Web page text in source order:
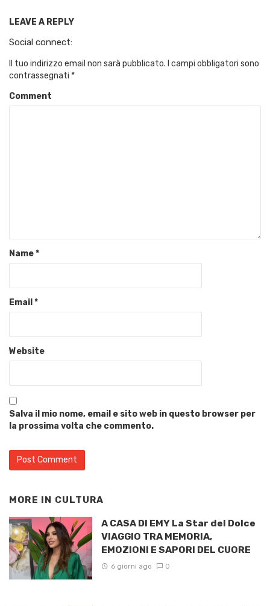
LEAVE A REPLY
Social connect:
Il tuo indirizzo email non sarà pubblicato. I campi obbligatori sono
contrassegnati *
Comment
Name*
Email *
Website
Salva il mio nome, email e sito web in questo browser per
la prossima volta che commento.
MORE IN CULTURA
A CASA DI EMY La Star del Dolce
VIAGGIO TRA MEMORIA,
EMOZIONI E SAPORI DEL CUORE
6 giorni ago 0